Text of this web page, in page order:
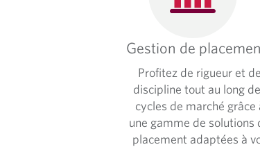
Gestion de
Profitez de rigueur et de
discipline tout au long
cycles de marché grâce
une gamme de solutions
placement adaptées à